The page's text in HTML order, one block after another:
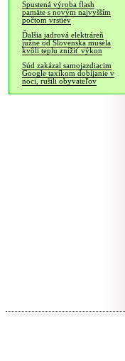
Spustená výroba flash
pamäte s novým najvyšším
počtom vrstiev
Ďalšia jadrová elektráreň
južne od Slovenska musela
kvôli teplu znížiť výkon
Súd zakázal samojazdiacim
Google taxíkom dobíjanie v
noci, rušili obyvateľov